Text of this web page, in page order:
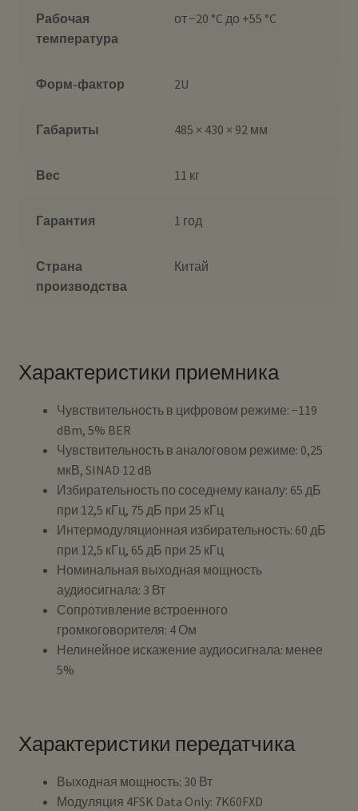
Рабочая
температура
от −20 °C до +55 °C
Форм-фактор 2U
Габариты 485 × 430 × 92 мм
Вес 11 кг
Гарантия 1 год
Страна
производства
Китай
Характеристики приемника
Чувствительность в цифровом режиме: −119
dBm, 5% BER
Чувствительность в аналоговом режиме: 0,25
мкВ, SINAD 12 dB
Избирательность по соседнему каналу: 65 дБ
при 12,5 кГц, 75 дБ при 25 кГц
Интермодуляционная избирательность: 60 дБ
при 12,5 кГц, 65 дБ при 25 кГц
Номинальная выходная мощность
аудиосигнала: 3 Вт
Сопротивление встроенного
громкоговорителя: 4 Ом
Нелинейное искажение аудиосигнала: менее
5%
Характеристики передатчика
Выходная мощность: 30 Вт
Модуляция 4FSK Data Only: 7K60FXD